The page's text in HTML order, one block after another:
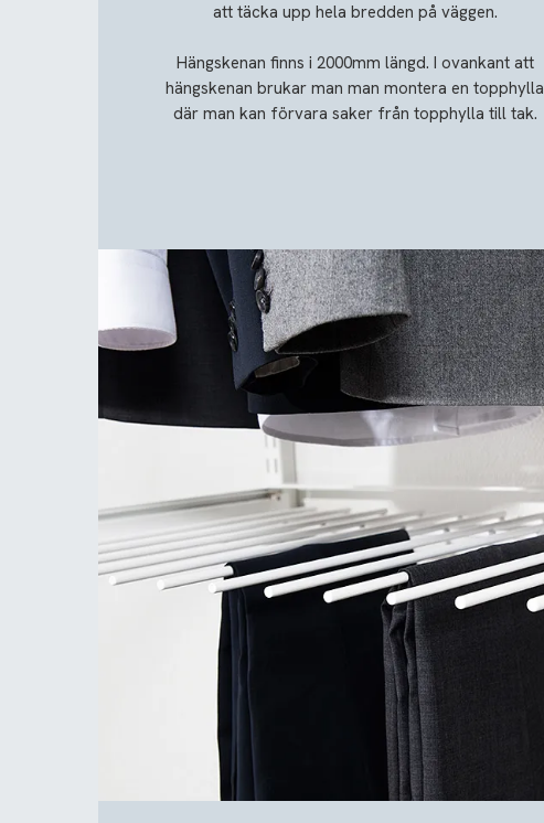
att täcka upp hela bredden på väggen.
Hängskenan finns i 2000mm längd. I ovankant att
hängskenan brukar man man montera en topphylla
där man kan förvara saker från topphylla till tak.